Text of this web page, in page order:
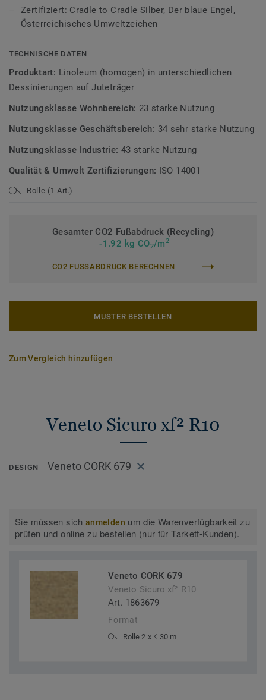
Bodenbelagskollektionen. Recyclingfähig auch nach dem
Gebrauch.
Mehr über unsere Sicherheitsbeläge erfahren:
Sicherheitsbeläge
Zertifiziert: Cradle to Cradle Silber, Der blaue Engel,
Österreichisches Umweltzeichen
TECHNISCHE DATEN
Produktart: Linoleum (homogen) in unterschiedlichen
Dessinierungen auf Juteträger
Nutzungsklasse Wohnbereich: 23 starke Nutzung
Nutzungsklasse Geschäftsbereich: 34 sehr starke Nutzung
Nutzungsklasse Industrie: 43 starke Nutzung
Qualität & Umwelt Zertifizierungen: ISO 14001
Rolle (1 Art.)
Gesamter CO2 Fußabdruck (Recycling)
-1.92 kg CO2/m2
CO2 FUSSABDRUCK BERECHNEN
MUSTER BESTELLEN
Zum Vergleich hinzufügen
Veneto Sicuro xf² R10
DESIGN Veneto CORK 679
Sie müssen sichanmelden um die Warenverfügbarkeit zu
prüfen und online zu bestellen (nur für Tarkett-Kunden).
Veneto CORK 679
Veneto Sicuro xf² R10
Art. 1863679
Format
Rolle 2 x ≤ 30 m